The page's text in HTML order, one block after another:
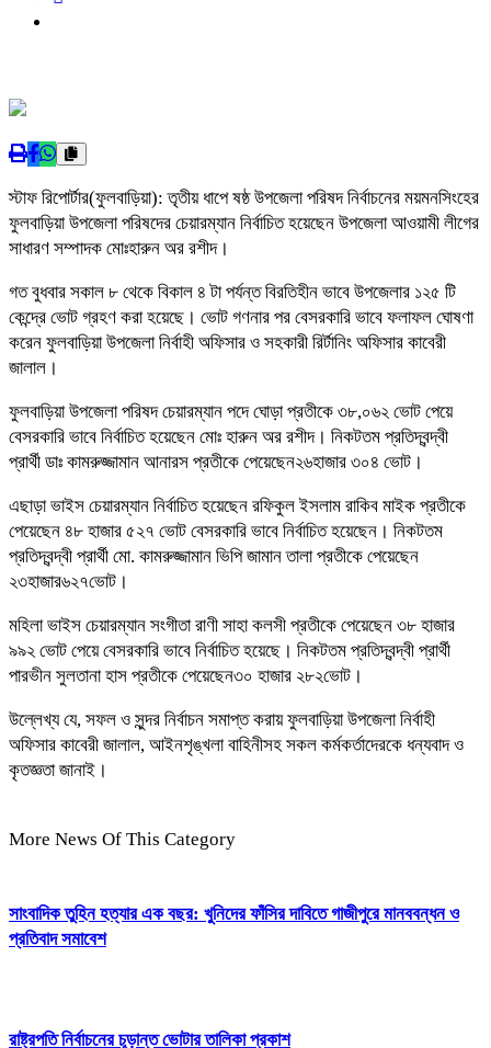
স্টাফ রিপোর্টার(ফুলবাড়িয়া): তৃতীয় ধাপে ষষ্ঠ উপজেলা পরিষদ নির্বাচনের ময়মনসিংহের
ফুলবাড়িয়া উপজেলা পরিষদের চেয়ারম্যান নির্বাচিত হয়েছেন উপজেলা আওয়ামী লীগের
সাধারণ সম্পাদক মোঃহারুন অর রশীদ।
গত বুধবার সকাল ৮ থেকে বিকাল ৪ টা পর্যন্ত বিরতিহীন ভাবে উপজেলার ১২৫ টি
কেন্দ্রে ভোট গ্রহণ করা হয়েছে। ভোট গণনার পর বেসরকারি ভাবে ফলাফল ঘোষণা
করেন ফুলবাড়িয়া উপজেলা নির্বাহী অফিসার ও সহকারী রির্টানিং অফিসার কাবেরী
জালাল।
ফুলবাড়িয়া উপজেলা পরিষদ চেয়ারম্যান পদে ঘোড়া প্রতীকে ৩৮,০৬২ ভোট পেয়ে
বেসরকারি ভাবে নির্বাচিত হয়েছেন মোঃ হারুন অর রশীদ। নিকটতম প্রতিদ্বন্দ্বী
প্রার্থী ডাঃ কামরুজ্জামান আনারস প্রতীকে পেয়েছেন২৬হাজার ৩০৪ ভোট।
এছাড়া ভাইস চেয়ারম্যান নির্বাচিত হয়েছেন রফিকুল ইসলাম রাকিব মাইক প্রতীকে
পেয়েছেন ৪৮ হাজার ৫২৭ ভোট বেসরকারি ভাবে নির্বাচিত হয়েছেন। নিকটতম
প্রতিদ্বন্দ্বী প্রার্থী মো. কামরুজ্জামান ভিপি জামান তালা প্রতীকে পেয়েছেন
২৩হাজার৬২৭ভোট।
মহিলা ভাইস চেয়ারম্যান সংগীতা রাণী সাহা কলসী প্রতীকে পেয়েছেন ৩৮ হাজার
৯৯২ ভোট পেয়ে বেসরকারি ভাবে নির্বাচিত হয়েছে। নিকটতম প্রতিদ্বন্দ্বী প্রার্থী
পারভীন সুলতানা হাস প্রতীকে পেয়েছেন৩০ হাজার ২৮২ভোট।
উল্লেখ্য যে, সফল ও সুন্দর নির্বাচন সমাপ্ত করায় ফুলবাড়িয়া উপজেলা নির্বাহী
অফিসার কাবেরী জালাল, আইনশৃঙ্খলা বাহিনীসহ সকল কর্মকর্তাদেরকে ধন্যবাদ ও
কৃতজ্ঞতা জানাই।
More News Of This Category
সাংবাদিক তুহিন হত্যার এক বছর: খুনিদের ফাঁসির দাবিতে গাজীপুরে মানববন্ধন ও
প্রতিবাদ সমাবেশ
রাষ্ট্রপতি নির্বাচনের চূড়ান্ত ভোটার তালিকা প্রকাশ